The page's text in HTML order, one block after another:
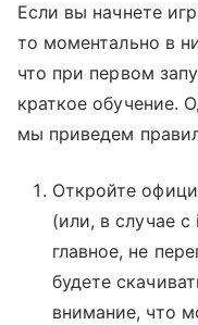
Если вы начнете
то моментально в
что при первом
краткое обучение.
мы приведем
Откройте
(или, в случае с
главное, не
будете
внимание, что